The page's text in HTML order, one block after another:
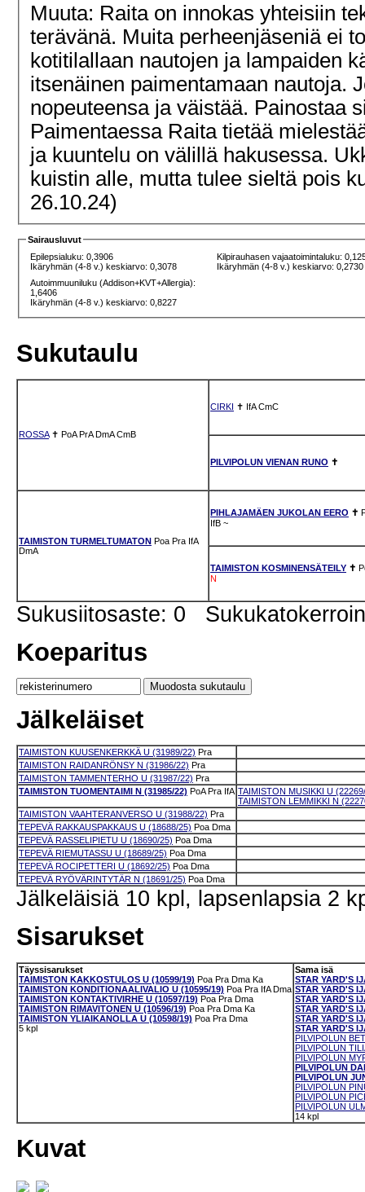
Muuta: Raita on innokas yhteisiin
terävänä. Muita perheenjäseniä ei
kotitilallaan nautojen ja lampaiden
itsenäinen paimentamaan nautoja.
nopeuteensa ja väistää. Painostaa
Paimentaessa Raita tietää
ja kuuntelu on välillä hakusessa.
kuistin alle, mutta tulee sieltä pois
26.10.24)
Sairausluvut
Epilepsialuku: 0,3906
Ikäryhmän (4-8 v.) keskiarvo: 0,3078
Kilpirauhasen vajaatoimintaluku:
Ikäryhmän (4-8 v.) keskiarvo: 0,2730
Autoimmuuniluku (Addison+KVT+Allergia):
1,6406
Ikäryhmän (4-8 v.) keskiarvo: 0,8227
Sukutaulu
ROSSA✝ PoA PrA DmA CmB
CIRKI ✝ IfA CmC
PILVIPOLUN VIENAN RUNO ✝
TAIMISTON TURMELTUMATON Poa Pra IfA
DmA
PIHLAJAMÄEN JUKOLAN EERO ✝
IfB ~
TAIMISTON KOSMINENSÄTEILY ✝
N
Sukusiitosaste: 0
Koeparitus
Jälkeläiset
TAIMISTON KUUSENKERKKÄ U (31989/22) Pra
TAIMISTON RAIDANRÖNSY N (31986/22) Pra
TAIMISTON TAMMENTERHO U (31987/22) Pra
TAIMISTON TUOMENTAIMI N (31985/22) PoA Pra IfA TAIMISTON MUSIKKI U
TAIMISTON LEMMIKKI N
TAIMISTON VAAHTERANVERSO U (31988/22) Pra
TEPEVÄ RAKKAUSPAKKAUS U (18688/25) Poa Dma
TEPEVÄ RASSELIPIETU U (18690/25) Poa Dma
TEPEVÄ RIEMUTASSU U (18689/25) Poa Dma
TEPEVÄ ROCIPETTERI U (18692/25) Poa Dma
TEPEVÄ RYÖVÄRINTYTÄR N (18691/25) Poa Dma
Jälkeläisiä 10 kpl, lapsenlapsia 2
Sisarukset
Täyssisarukset
TAIMISTON KAKKOSTULOS U (10599/19) Poa Pra Dma Ka
TAIMISTON KONDITIONAALIVALIO U (10595/19) Poa Pra IfA Dma
TAIMISTON KONTAKTIVIRHE U (10597/19) Poa Pra Dma
TAIMISTON RIMAVITONEN U (10596/19) Poa Pra Dma Ka
TAIMISTON YLIAIKANOLLA U (10598/19) Poa Pra Dma
5 kpl
Sama isä
STAR YARD'S
STAR YARD'S
STAR YARD'S
STAR YARD'S
STAR YARD'S
STAR YARD'S
PILVIPOLUN
PILVIPOLUN
PILVIPOLUN
PILVIPOLUN
PILVIPOLUN
PILVIPOLUN
PILVIPOLUN
PILVIPOLUN
14 kpl
Kuvat